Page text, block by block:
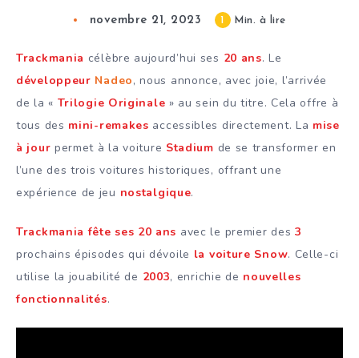
novembre 21, 2023 1 Min. à lire
Trackmania célèbre aujourd’hui ses 20 ans. Le
développeur Nadeo, nous annonce, avec joie, l’arrivée
de la « Trilogie Originale » au sein du titre. Cela offre à
tous des mini-remakes accessibles directement. La mise
à jour permet à la voiture Stadium de se transformer en
l’une des trois voitures historiques, offrant une
expérience de jeu nostalgique.
Trackmania fête ses 20 ans avec le premier des 3
prochains épisodes qui dévoile la voiture Snow. Celle-ci
utilise la jouabilité de 2003, enrichie de nouvelles
fonctionnalités.